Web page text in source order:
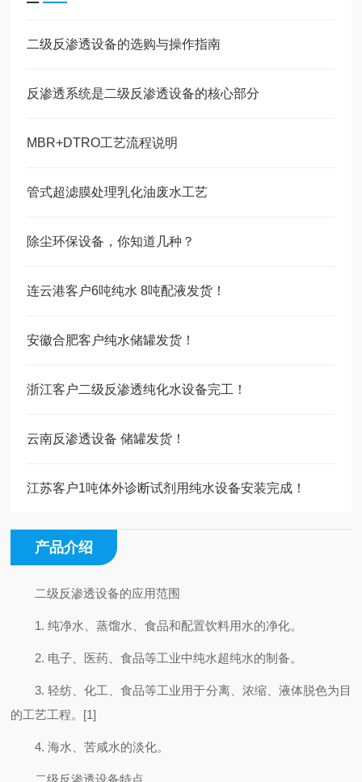
二级反渗透设备的选购与操作指南
反渗透系统是二级反渗透设备的核心部分
MBR+DTRO工艺流程说明
管式超滤膜处理乳化油废水工艺
除尘环保设备，你知道几种？
连云港客户6吨纯水 8吨配液发货！
安徽合肥客户纯水储罐发货！
浙江客户二级反渗透纯化水设备完工！
云南反渗透设备 储罐发货！
江苏客户1吨体外诊断试剂用纯水设备安装完成！
产品介绍
二级反渗透设备的应用范围
1. 纯净水、蒸馏水、食品和配置饮料用水的净化。
2. 电子、医药、食品等工业中纯水超纯水的制备。
3. 轻纺、化工、食品等工业用于分离、浓缩、液体脱色为目
的工艺工程。[1]
4. 海水、苦咸水的淡化。
二级反渗透设备特点